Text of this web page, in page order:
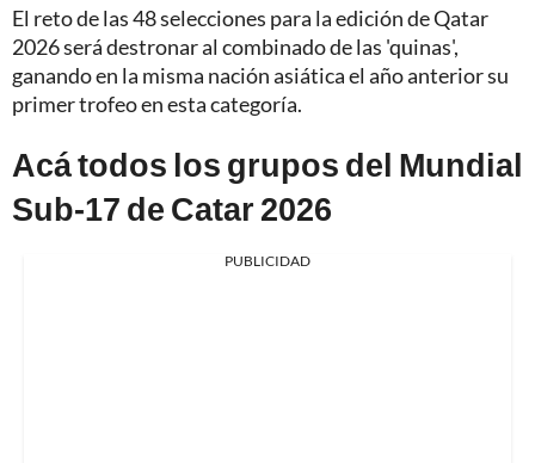
El reto de las 48 selecciones para la edición de Qatar
2026 será destronar al combinado de las 'quinas',
ganando en la misma nación asiática el año anterior su
primer trofeo en esta categoría.
Acá todos los grupos del Mundial
Sub-17 de Catar 2026
PUBLICIDAD